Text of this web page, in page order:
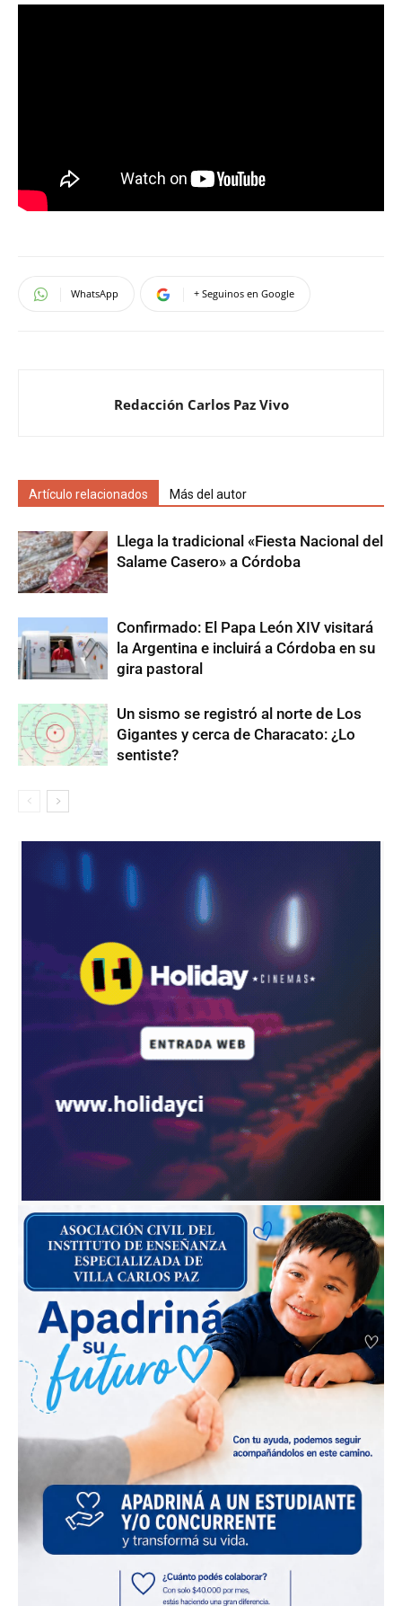
WhatsApp + Seguinos en Google
Redacción Carlos Paz Vivo
Artículo relacionados Más del autor
Llega la tradicional «Fiesta Nacional del
Salame Casero» a Córdoba
Confirmado: El Papa León XIV visitará
la Argentina e incluirá a Córdoba en su
gira pastoral
Un sismo se registró al norte de Los
Gigantes y cerca de Characato: ¿Lo
sentiste?